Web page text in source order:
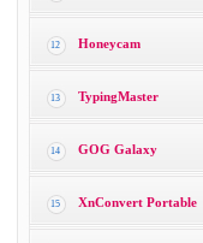
12 Honeycam
13 TypingMaster
14 GOG Galaxy
15 XnConvert Portable